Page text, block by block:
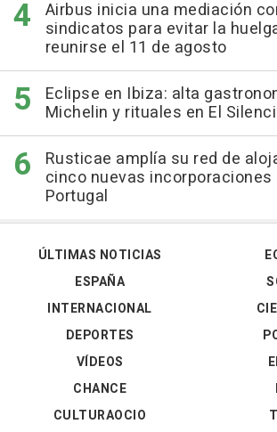
Airbus inicia una mediación
sindicatos para evitar la
reunirse el 11 de agosto
Eclipse en Ibiza: alta
Michelin y rituales en El
Rusticae amplía su red de
cinco nuevas incorporaciones
Portugal
ÚLTIMAS NOTICIAS
ESPAÑA
INTERNACIONAL
DEPORTES
VÍDEOS
CHANCE
CULTURAOCIO